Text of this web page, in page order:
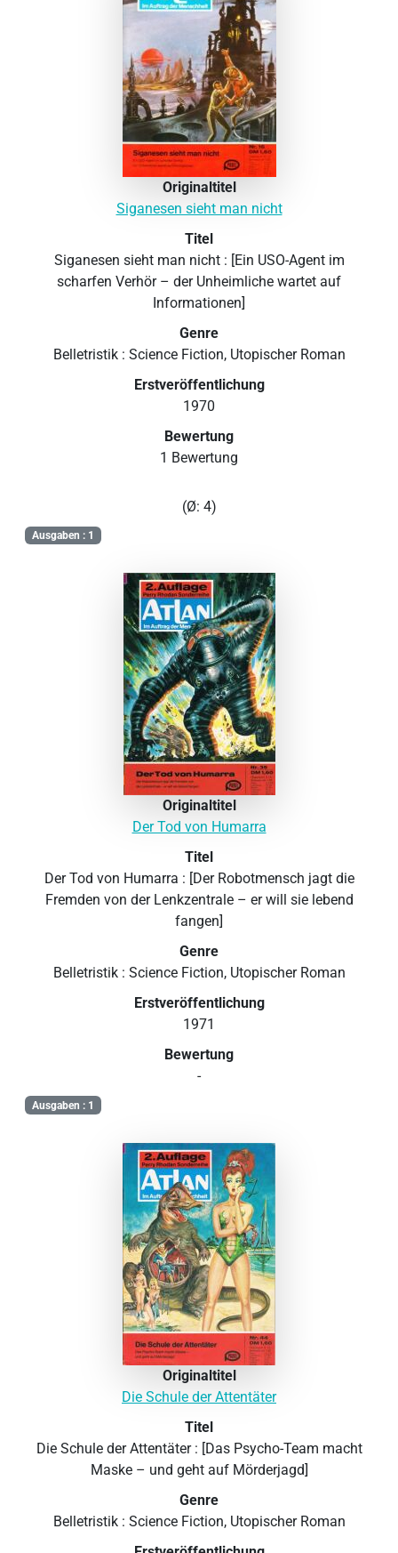
Originaltitel
Siganesen sieht man nicht
Titel
Siganesen sieht man nicht : [Ein USO-Agent im
scharfen Verhör – der Unheimliche wartet auf
Informationen]
Genre
Belletristik : Science Fiction, Utopischer Roman
Erstveröffentlichung
1970
Bewertung
1 Bewertung
(Ø: 4)
Ausgaben : 1
Originaltitel
Der Tod von Humarra
Titel
Der Tod von Humarra : [Der Robotmensch jagt die
Fremden von der Lenkzentrale – er will sie lebend
fangen]
Genre
Belletristik : Science Fiction, Utopischer Roman
Erstveröffentlichung
1971
Bewertung
-
Ausgaben : 1
Originaltitel
Die Schule der Attentäter
Titel
Die Schule der Attentäter : [Das Psycho-Team macht
Maske – und geht auf Mörderjagd]
Genre
Belletristik : Science Fiction, Utopischer Roman